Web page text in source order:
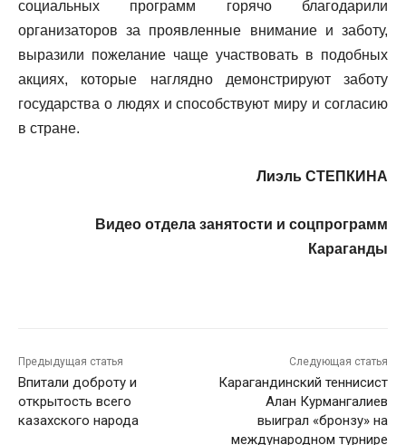
социальных программ горячо благодарили
организаторов за проявленные внимание и заботу,
выразили пожелание чаще участвовать в подобных
акциях, которые наглядно демонстрируют заботу
государства о людях и способствуют миру и согласию
в стране.
Лиэль СТЕПКИНА
Видео отдела занятости и соцпрограмм
Караганды
Предыдущая статья
Впитали доброту и
открытость всего
казахского народа
Следующая статья
Карагандинский теннисист
Алан Курмангалиев
выиграл «бронзу» на
международном турнире